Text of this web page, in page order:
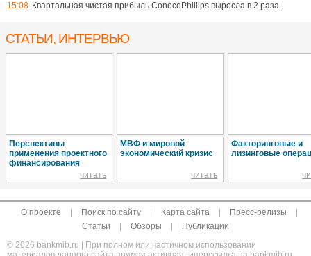
15:08 Квартальная чистая прибыль ConocoPhillips выросла в 2 раза.
СТАТЬИ, ИНТЕРВЬЮ
Перспективы
применения проектного
финансирования
читать
МВФ и мировой
экономический кризис
читать
Факторинговые и
лизинговые
О проекте Поиск по сайту Карта сайта Пресс-релизы
Статьи
Обзоры
Публикации
© 2026 bankmib.ru | При полном или частичном использовании